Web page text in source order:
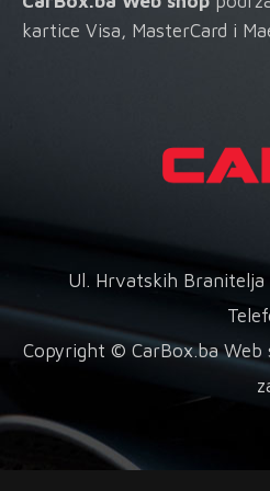
kartice Visa, MasterCard i
Ul. Hrvatskih
Copyright © CarBox.ba Web